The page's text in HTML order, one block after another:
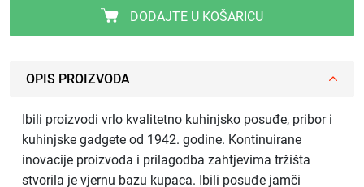
DODAJTE U KOŠARICU
OPIS PROIZVODA
Ibili proizvodi vrlo kvalitetno kuhinjsko posuđe, pribor i
kuhinjske gadgete od 1942. godine. Kontinuirane
inovacije proizvoda i prilagodba zahtjevima tržišta
stvorila je vjernu bazu kupaca. Ibili posuđe jamči